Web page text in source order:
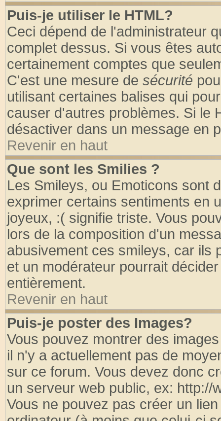
Puis-je utiliser le HTML?
Ceci dépend de l'administrateur
complet dessus. Si vous êtes
certainement comptes que
C'est une mesure de sécurité
utilisant certaines balises qui
causer d'autres problèmes. Si le
désactiver dans un message en
Revenir en haut
Que sont les Smilies ?
Les Smileys, ou Emoticons sont
exprimer certains sentiments en
joyeux, :( signifie triste. Vous
lors de la composition d'un
abusivement ces smileys, car ils
et un modérateur pourrait
entièrement.
Revenir en haut
Puis-je poster des Images?
Vous pouvez montrer des
il n'y a actuellement pas de
sur ce forum. Vous devez donc
un serveur web public, ex: http://
Vous ne pouvez pas créer un